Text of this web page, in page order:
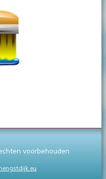
voorbehouden
hengstdijk.eu